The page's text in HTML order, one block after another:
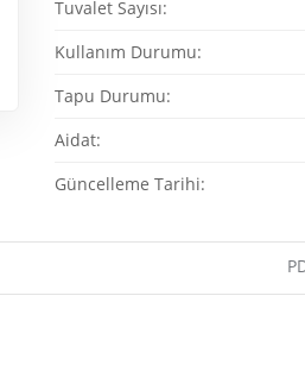
Tuvalet Sayısı:
Kullanım Durumu:
Tapu Durumu:
Aidat:
Güncelleme Tarihi: